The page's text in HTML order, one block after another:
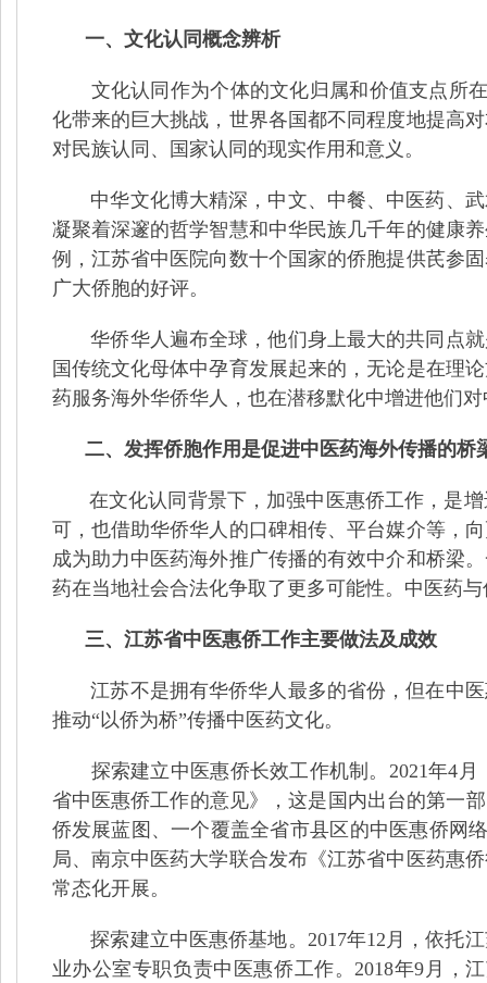
一、 文化认同概念辨析
文化认同作为个体的文化归属和价值支点所
化带来的巨大挑战，世界各国都不同程度地提高
对民族认同、国家认同的现实作用和意义。
中华文化博大精深，中文、中餐、中医药、
凝聚着深邃的哲学智慧和中华民族几千年的健康
例，江苏省中医院向数十个国家的侨胞提供芪参
广大侨胞的好评。
华侨华人遍布全球，他们身上最大的共同点
国传统文化母体中孕育发展起来的，无论是在理
药服务海外华侨华人，也在潜移默化中增进他们
二、发挥侨胞作用是促进中医药海外传播的桥
在文化认同背景下，加强中医惠侨工作，是
可，也借助华侨华人的口碑相传、平台媒介等，
成为助力中医药海外推广传播的有效中介和桥梁
药在当地社会合法化争取了更多可能性。中医药
三、江苏省中医惠侨工作主要做法及成效
江苏不是拥有华侨华人最多的省份，但在中
推动“以侨为桥”传播中医药文化。
探索建立中医惠侨长效工作机制。2021年4
省中医惠侨工作的意见》，这是国内出台的第一
侨发展蓝图、一个覆盖全省市县区的中医惠侨网
局、南京中医药大学联合发布《江苏省中医药惠
常态化开展。
探索建立中医惠侨基地。2017年12月，依托
业办公室专职负责中医惠侨工作。2018年9月，